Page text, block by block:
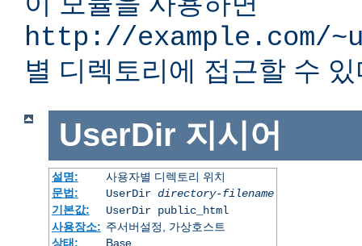
http://example.com/
별 디렉토리에 접근할 수 있
UserDir 지시어
설명:
사용자별 디렉토리 위치
문법:
UserDir directory-filename
기본값:
UserDir public_html
사용장소: 주서버설정, 가상호스트
상태:
Base